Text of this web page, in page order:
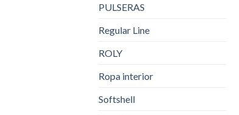
PULSERAS
Regular Line
ROLY
Ropa interior
Softshell